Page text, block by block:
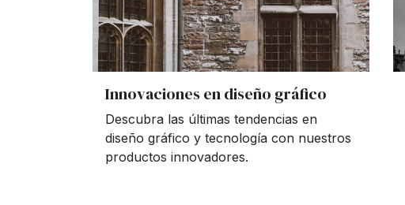
Innovaciones en diseño gráfico
Descubra las últimas tendencias en
diseño gráfico y tecnología con nuestros
productos innovadores.